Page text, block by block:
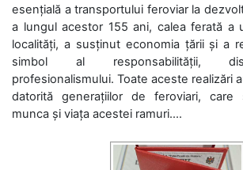
esențială a transportului feroviar la
a lungul acestor 155 ani, calea ferată a
localități, a susținut economia țării și a
simbol al responsabilității,
profesionalismului. Toate aceste realizări
datorită generațiilor de feroviari, care
munca și viața acestei ramuri....